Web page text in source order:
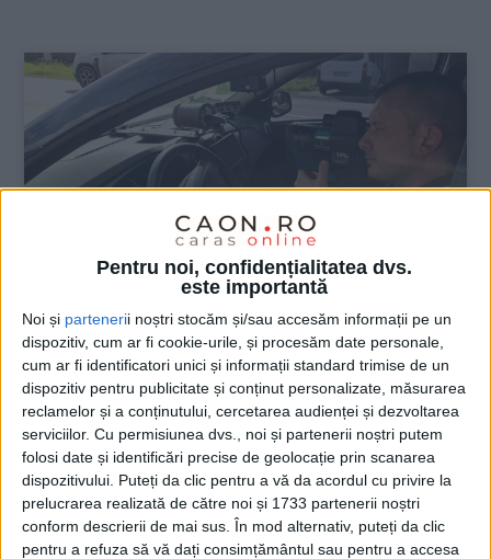
Pentru noi, confidențialitatea dvs.
este importantă
Noi și partenerii noștri stocăm și/sau accesăm informații pe un
dispozitiv, cum ar fi cookie-urile, și procesăm date personale,
cum ar fi identificatori unici și informații standard trimise de un
dispozitiv pentru publicitate și conținut personalizate, măsurarea
reclamelor și a conținutului, cercetarea audienței și dezvoltarea
serviciilor. Cu permisiunea dvs., noi și partenerii noștri putem
folosi date și identificări precise de geolocație prin scanarea
dispozitivului. Puteți da clic pentru a vă da acordul cu privire la
prelucrarea realizată de către noi și 1733 partenerii noștri
conform descrierii de mai sus. În mod alternativ, puteți da clic
pentru a refuza să vă dați consimțământul sau pentru a accesa
ŞTIRILE JUDEŢULUI CARAŞ-SEVERIN
Au depășit limita de viteză cu 70 km/h!
9 AUGUST 2024, 04:54 PM 2 MINUTE DE CITIRE
CARAȘ-SEVERIN – Este isprava pe care au făcut-o 2 dintre cei 6
conducători auto care au rămas fără permis, în cadrul unei
acțiuni de 4 ore, soldate cu 40 de amenzi pentru viteză